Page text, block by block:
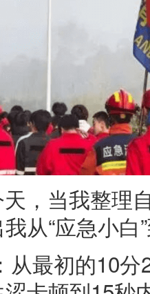
，当我整理
从“应急小白
从最初的10